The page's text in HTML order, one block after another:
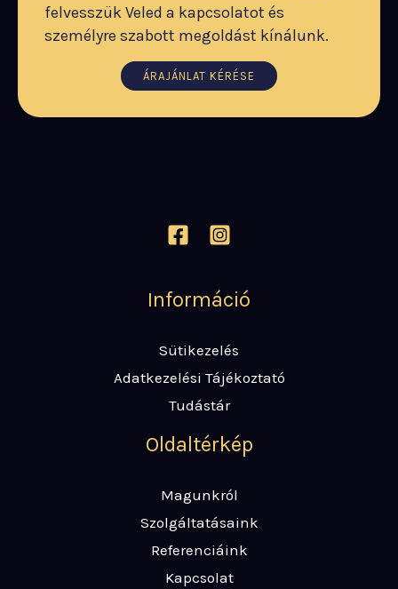
felvesszük Veled a kapcsolatot és
személyre szabott megoldást kínálunk.
ÁRAJÁNLAT KÉRÉSE
Információ
Sütikezelés
Adatkezelési Tájékoztató
Tudástár
Oldaltérkép
Magunkról
Szolgáltatásaink
Referenciáink
Kapcsolat